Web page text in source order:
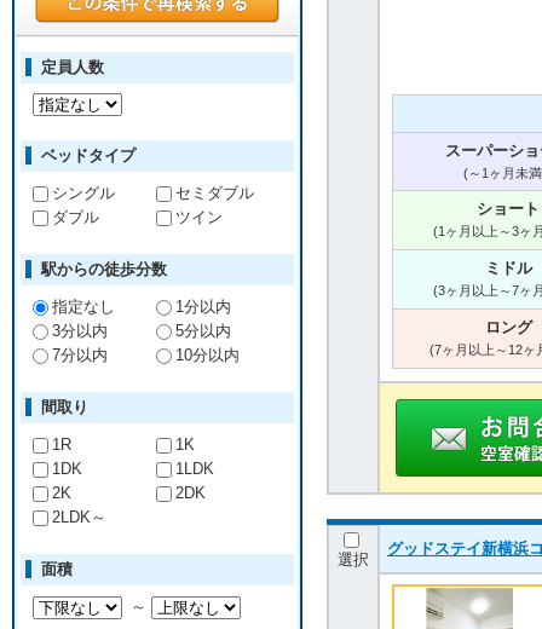
スーパーシ
(～1ヶ月未
ショート
(1ヶ月以上～3ヶ
ミドル
(3ヶ月以上～7ヶ
ロング
(7ヶ月以上～12ヶ
選択
グッドステイ新横浜
定員人数
ベッドタイプ
シングル
セミダブル
ダブル
ツイン
駅からの徒歩分数
指定なし
1分以内
3分以内
5分以内
7分以内
10分以内
間取り
1R
1K
1DK
1LDK
2K
2DK
2LDK～
面積
～